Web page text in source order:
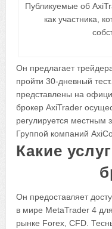
Публикуемые об
как участника,
Он предлагает
пройти 30-дневный
представлены на
брокер AxiTrader
регулируется местным
Группой компаний
Какие
Он предоставляет
в мире MetaTrader 4
рынке Forex, CFD.